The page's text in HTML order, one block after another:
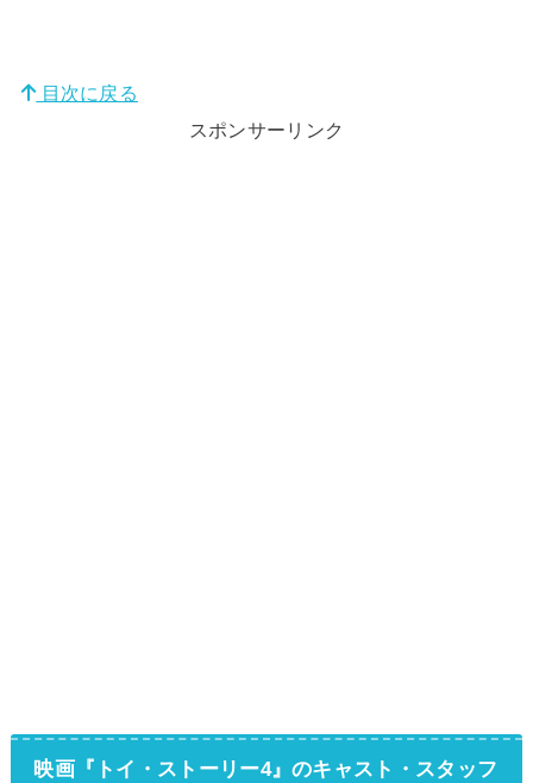
目次に戻る
スポンサーリンク
映画『トイ・ストーリー4』のキャスト・スタッフ